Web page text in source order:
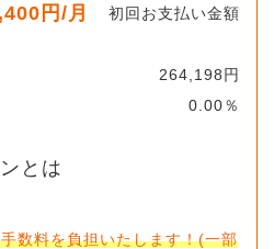
円 /月 初回お支払い金額
264,198円
0.00％
とは
数料を負担いたします！(一部